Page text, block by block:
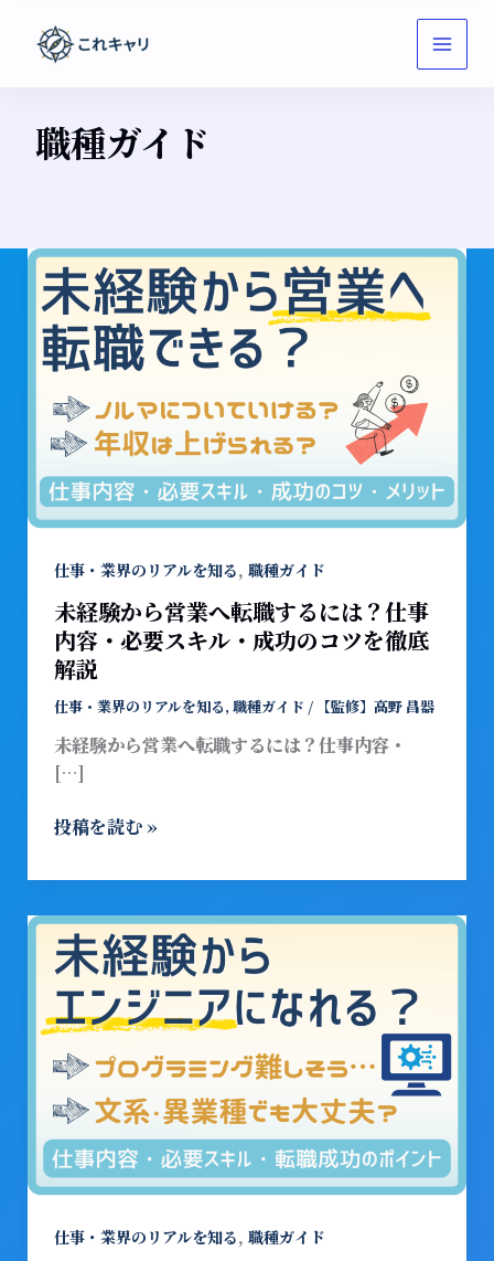
職種ガイド
仕事・業界のリアルを知る, 職種ガイド
未経験から営業へ転職するには？仕事
内容・必要スキル・成功のコツを徹底
解説
仕事・業界のリアルを知る, 職種ガイド / 【監修】高野 昌器
未経験から営業へ転職するには？仕事内容・
[…]
未
経
験
か
ら
営
業
へ
転
職
す
る
は？
仕
事
内
容・
必
要
ス
キ
功
の
コ
を
徹
解
説
投稿を読む »
仕事・業界のリアルを知る, 職種ガイド
未
経
験
か
ら
エ
ン
ジ
ニ
ア
に
な